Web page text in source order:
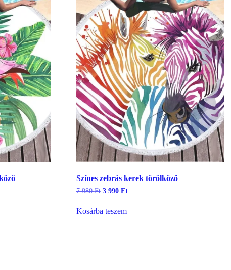
Színes zebrás kerek törölköző
7 980Ft Original
7
3 990 FtCurrent
Kosárba teszem